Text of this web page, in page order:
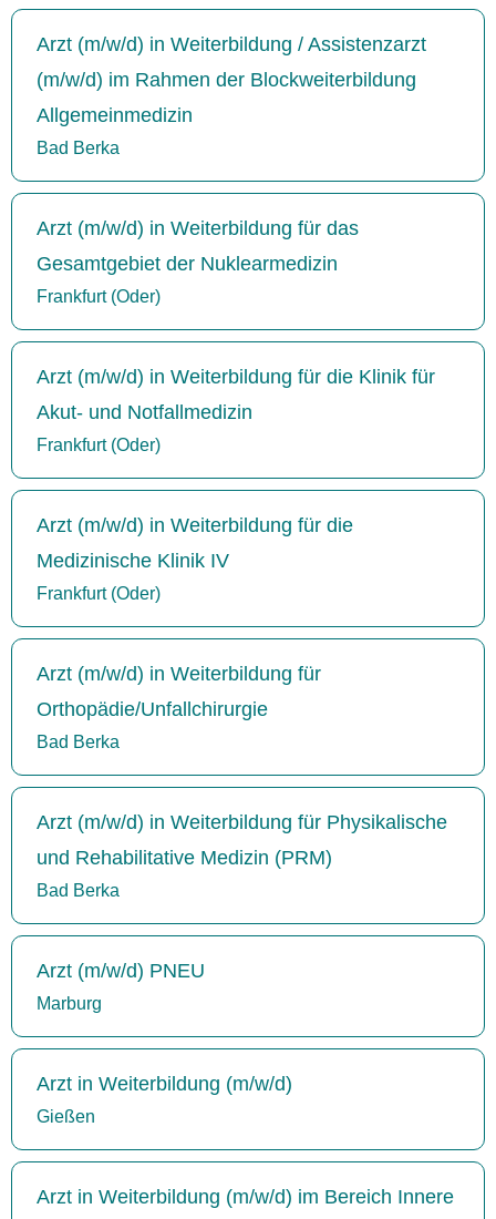
Arzt (m/w/d) in Weiterbildung / Assistenzarzt
(m/w/d) im Rahmen der Blockweiterbildung
Allgemeinmedizin
Bad Berka
Arzt (m/w/d) in Weiterbildung für das
Gesamtgebiet der Nuklearmedizin
Frankfurt (Oder)
Arzt (m/w/d) in Weiterbildung für die Klinik für
Akut- und Notfallmedizin
Frankfurt (Oder)
Arzt (m/w/d) in Weiterbildung für die
Medizinische Klinik IV
Frankfurt (Oder)
Arzt (m/w/d) in Weiterbildung für
Orthopädie/Unfallchirurgie
Bad Berka
Arzt (m/w/d) in Weiterbildung für Physikalische
und Rehabilitative Medizin (PRM)
Bad Berka
Arzt (m/w/d) PNEU
Marburg
Arzt in Weiterbildung (m/w/d)
Gießen
Arzt in Weiterbildung (m/w/d) im Bereich Innere